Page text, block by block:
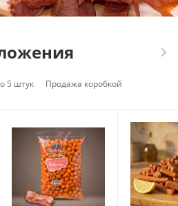
5 штук Продажа коробкой